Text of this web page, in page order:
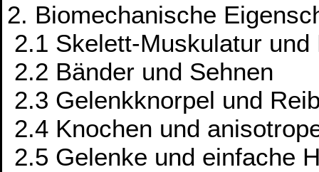
2. Biomechanische
2.1 Skelett-Muskulatur
2.2 Bänder und Sehnen
2.3 Gelenkknorpel und
2.4 Knochen und
2.5 Gelenke und einfache